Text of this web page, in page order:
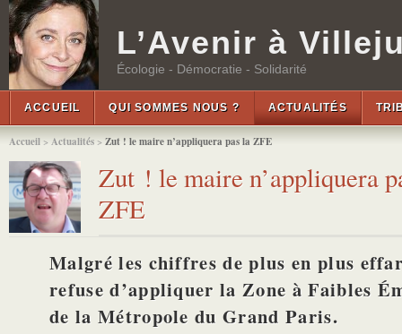
L’Avenir à
Écologie - Démocratie - Solidarité
ACCUEIL QUI SOMMES NOUS ? ACTUALITÉS
Accueil > Actualités > Zut ! le maire n’appliquera pas la ZFE
Zut ! le maire n’appliquera
ZFE
Malgré les chiffres de plus en plus
refuse d’appliquer la Zone à Faibles
de la Métropole du Grand Paris.